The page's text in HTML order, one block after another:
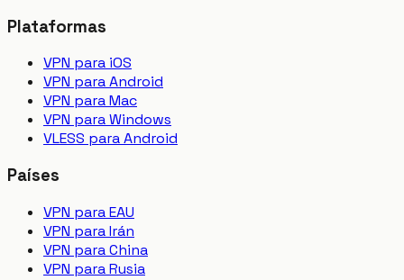
Plataformas
VPN para iOS
VPN para Android
VPN para Mac
VPN para Windows
VLESS para Android
Países
VPN para EAU
VPN para Irán
VPN para China
VPN para Rusia